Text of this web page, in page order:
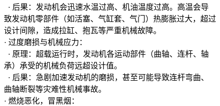
· 后果：发动机会迅速水温过高、机油温度过高。高温会导
致发动机零部件（如活塞、气缸套、气门）热膨胀过大，超过
设计间隙，造成拉缸、抱瓦等严重机械故障。
· 过度磨损与机械应力：
· 原理：超载运行时，发动机各运动部件（曲轴、连杆、轴
承）承受的机械负荷远超设计值。
· 后果：急剧加速发动机的磨损，甚至可能导致连杆弯曲、
曲轴断裂等灾难性机械事故。
· 燃烧恶化，冒黑烟：